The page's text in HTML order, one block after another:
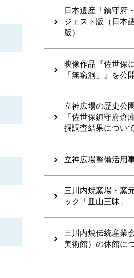
日本遺産「鎮守府
ジェスト版（日本
版）
映像作品『佐世保
「無窮洞」』を公
立神広場の歴史公
「佐世保鎮守府倉
掘調査結果につい
立神広場整備活用
三川内焼窯場・窯
ック「皿山三昧」
三川内焼伝統産業
美術館）の休館に